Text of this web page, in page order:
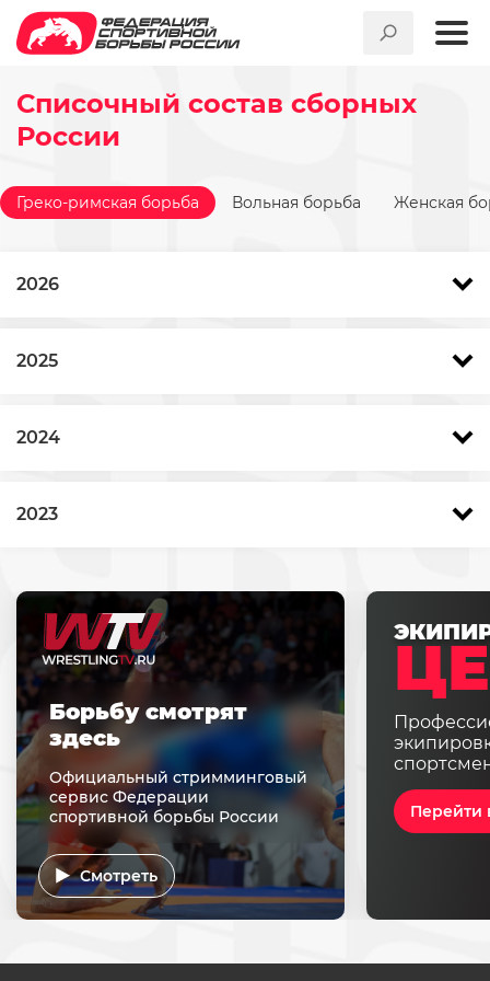
Списочный состав сборных
России
Греко-римская борьба Вольная борьба Женская
2026
2025
2024
2023
Перейти
Борьбу смотрят
здесь
Официальный стримминговый
сервис Федерации
спортивной борьбы России
Смотреть